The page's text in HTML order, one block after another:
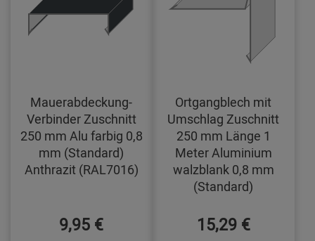
Mauerabdeckung-
Verbinder Zuschnitt
250 mm Alu farbig 0,8
mm (Standard)
Anthrazit (RAL7016)
9,95 €
Ortgangblech mit
Umschlag Zuschnitt
250 mm Länge 1
Meter Aluminium
walzblank 0,8 mm
(Standard)
15,29 €